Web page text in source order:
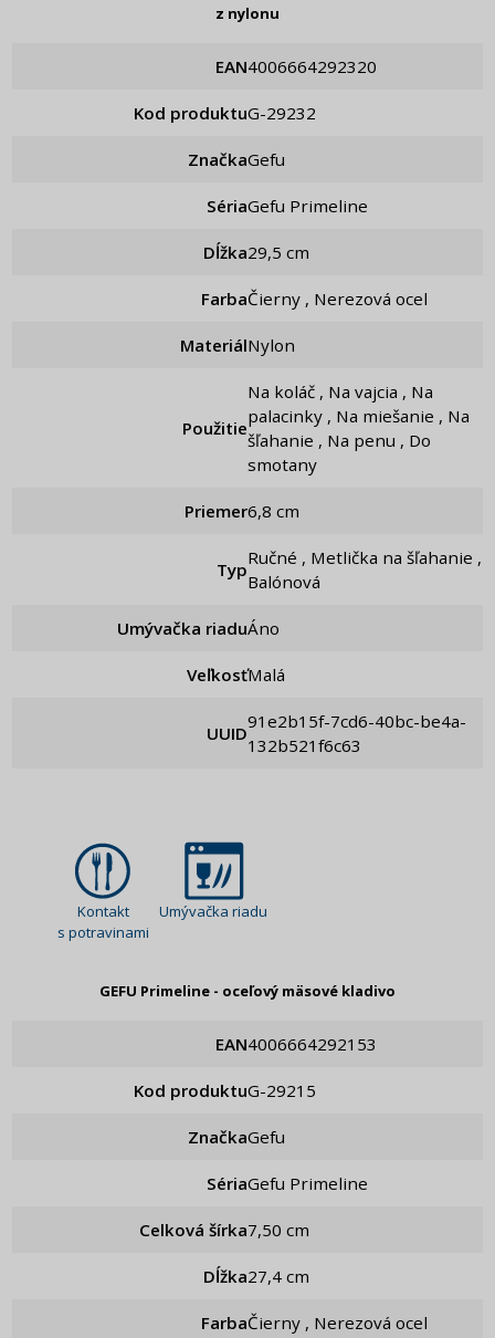
z nylonu
EAN 4006664292320
Kod produktu g-29232
Značka Gefu
Séria Gefu Primeline
Dĺžka 29,5 cm
Farba Čierny , Nerezová ocel
Materiál Nylon
Použitie
Na koláč , Na vajcia , Na
palacinky , Na miešanie , Na
šľahanie , Na penu , Do
smotany
Priemer 6,8 cm
Typ
Ručné , Metlička na šľahanie ,
Balónová
Umývačka riadu Áno
Veľkosť Malá
UUID
91e2b15f-7cd6-40bc-be4a-
132b521f6c63
Kontakt
s potravinami
Umývačka riadu
GEFU Primeline - oceľový mäsové kladivo
EAN 4006664292153
Kod produktu g-29215
Značka Gefu
Séria Gefu Primeline
Celková šírka 7,50 cm
Dĺžka 27,4 cm
Farba Čierny , Nerezová ocel